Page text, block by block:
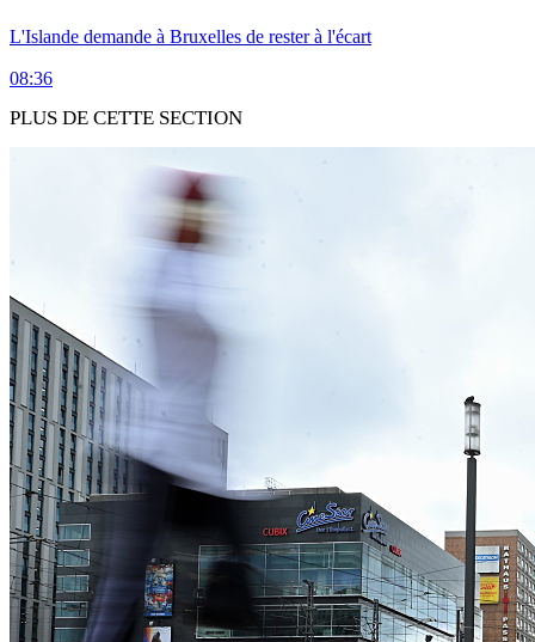
L'Islande demande à Bruxelles de rester à l'écart
08:36
PLUS DE CETTE SECTION